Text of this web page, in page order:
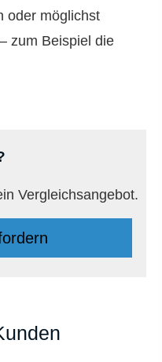
oder möglichst
zum Beispiel die
Vergleichsangebot.